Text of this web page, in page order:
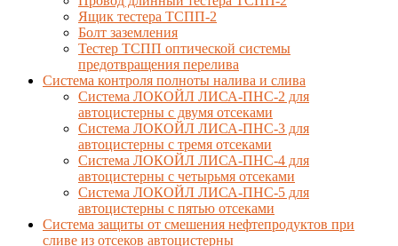
Ящик тестера ТСПП-2
Болт заземления
Тестер ТСПП оптической системы
предотвращения перелива
Cистема контроля полноты налива и слива
Система ЛОКОЙЛ ЛИСА-ПНС-2 для
автоцистерны с двумя отсеками
Система ЛОКОЙЛ ЛИСА-ПНС-3 для
автоцистерны с тремя отсеками
Система ЛОКОЙЛ ЛИСА-ПНС-4 для
автоцистерны с четырьмя отсеками
Система ЛОКОЙЛ ЛИСА-ПНС-5 для
автоцистерны с пятью отсеками
Система защиты от смешения нефтепродуктов при
сливе из отсеков автоцистерны